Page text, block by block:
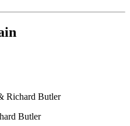
Richard Butler
Butler